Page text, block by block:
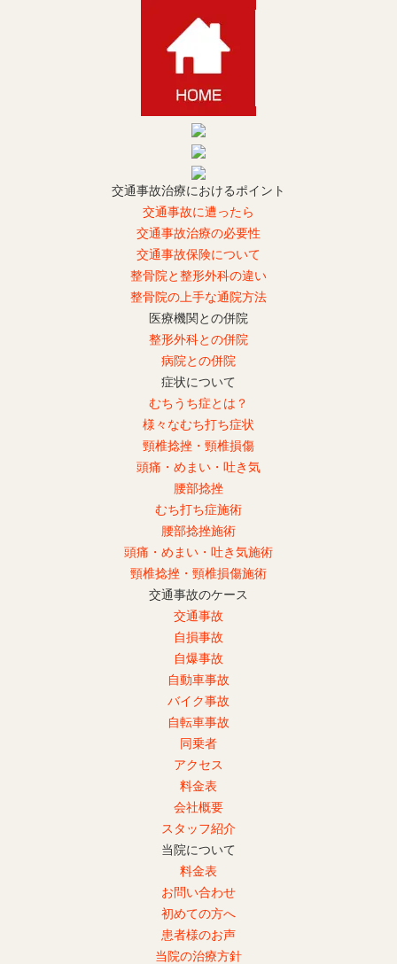
交通事故治療におけるポイント
交通事故に遭ったら
交通事故治療の必要性
交通事故保険について
整骨院と整形外科の違い
整骨院の上手な通院方法
医療機関との併院
整形外科との併院
病院との併院
症状について
むちうち症とは？
様々なむち打ち症状
頸椎捻挫・頸椎損傷
頭痛・めまい・吐き気
腰部捻挫
むち打ち症施術
腰部捻挫施術
頭痛・めまい・吐き気施術
頸椎捻挫・頸椎損傷施術
交通事故のケース
交通事故
自損事故
自爆事故
自動車事故
バイク事故
自転車事故
同乗者
アクセス
料金表
会社概要
スタッフ紹介
当院について
料金表
お問い合わせ
初めての方へ
患者様のお声
当院の治療方針